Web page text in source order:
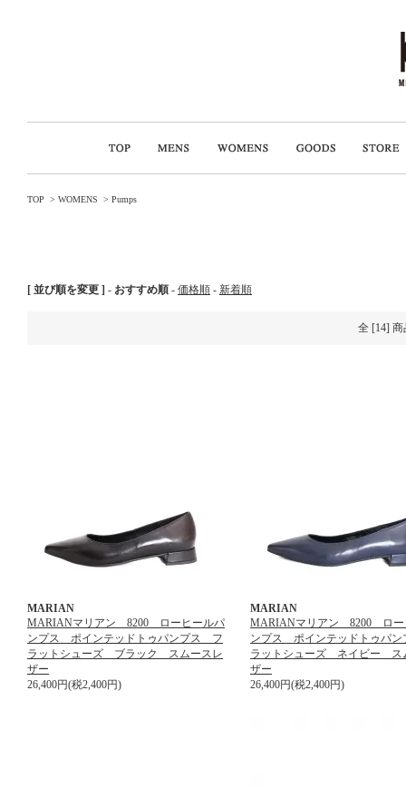
TOP > WOMENS > Pumps
[ 並び順を変更 ] - おすすめ順 - 価格順 - 新着順
全 [14]
MARIAN
MARIANマリアン 8200 ローヒールパ
ンプス ポインテッドトゥパンプス フ
ラットシューズ ブラック スムースレ
ザー
26,400円(税2,400円)
MARIAN
MARIANマリアン 8200 ロー
ンプス ポインテッドトゥパ
ラットシューズ ネイビー ス
ザー
26,400円(税2,400円)